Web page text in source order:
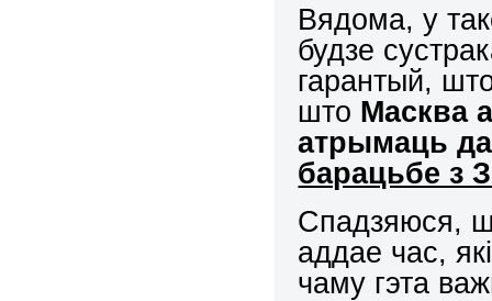
Вядома, у
будзе
гарантый,
што Масква
атрымаць
барацьбе з
Спадзяюся,
аддае час,
чаму гэта